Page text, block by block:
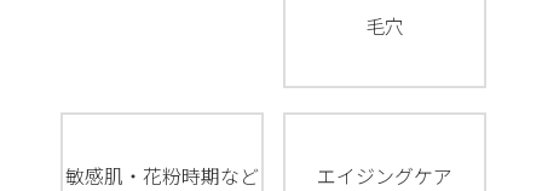
毛穴
敏感肌・花粉時期など エイジングケア